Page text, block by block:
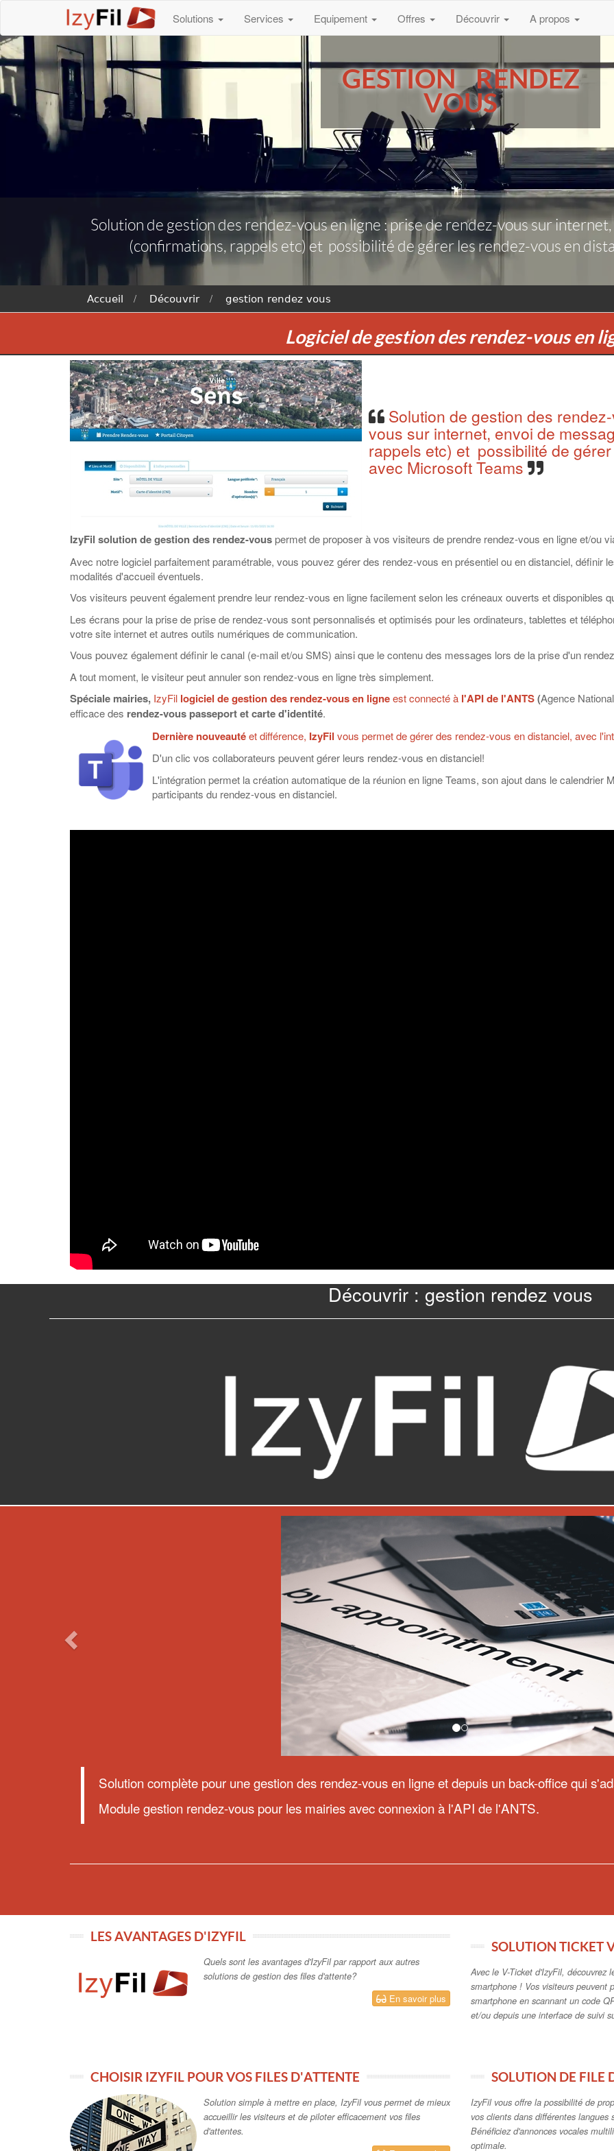
Solutions Services Equipement Offres Découvrir A propos
GESTION RENDEZ
VOUS
Solution de gestion des rendez-vous en ligne : prise de rendez-vous sur
(confirmations, rappels etc) et possibilité de gérer les rendez-vous en
Accueil Découvrir gestion rendez vous
Logiciel de gestion des rendez-vous en
Solution de gestion des
vous sur internet, envoi de
rappels etc) et possibilité de
avec Microsoft Teams
IzyFil solution de gestion des rendez-vouspermet de proposer à vos visiteurs de prendre rendez-vous en ligne et/ou
Avec notre logiciel parfaitement paramétrable, vous pouvez gérer des rendez-vous en présentiel ou en distanciel, définir
modalités d'accueil éventuels.
Vos visiteurs peuvent également prendre leur rendez-vous en ligne facilement selon les créneaux ouverts et disponibles
Les écrans pour la prise de prise de rendez-vous sont personnalisés et optimisés pour les ordinateurs, tablettes et
votre site internet et autres outils numériques de communication.
Vous pouvez également définir le canal (e-mail et/ou SMS) ainsi que le contenu des messages lors de la prise d'un
A tout moment, le visiteur peut annuler son rendez-vous en ligne très simplement.
Spéciale mairies, IzyFil logiciel de gestion des rendez-vous en ligneest connecté à l'API de l'ANTS(Agence
efficace des rendez-vous passeport et carte d'identité.
Dernière nouveautéet différence, IzyFil vous permet de gérer des rendez-vous en distanciel, avec
D'un clic vos collaborateurs peuvent gérer leurs rendez-vous en distanciel!
L'intégration permet la création automatique de la réunion en ligne Teams, son ajout dans le
participants du rendez-vous en distanciel.
Découvrir : gestion rendez vous
Solution complète pour une gestion des rendez-vous en ligne et depuis un back-office qui
Module gestion rendez-vous pour les mairies avec connexion à l'API de l'ANTS.
Quels sont les avantages d'IzyFil par rapport aux autres
solutions de gestion des files d'attente?
En savoir plus
SOLUTION TICKET
Avec le V-Ticket d'IzyFil, découvrez
smartphone ! Vos visiteurs
Solution simple à mettre en place, IzyFil vous permet de mieux
En savoir plus
IzyFil vous offre la possibilité de
gestion de l'accueil et des files d'attente virtuelles
En savoir plus
solution de gestion de file d'attente